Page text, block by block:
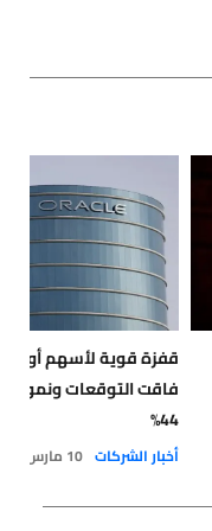
قفزة قوية لأسهم
فاقت التوقعات ونمو
44%
أخبار الشركات 10 مارس 2026